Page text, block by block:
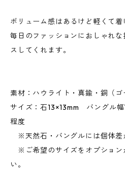
ボリューム感はあるけど軽くて着
毎日のファッションにおしゃれ
スしてくれます。
素材：ハウライト・真鍮・銅（ゴ
サイズ：石13×13mm バングル
程度
※天然石・バングルには個体差
※ご希望のサイズをオプション
い。